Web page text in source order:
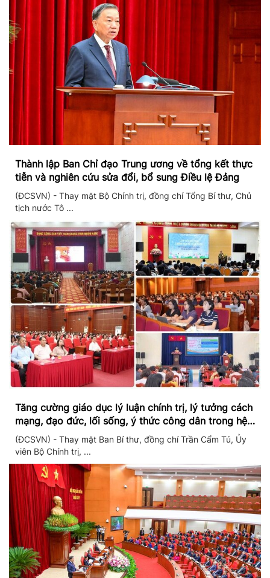
Thành lập Ban Chỉ đạo Trung ương về tổng kết thực
tiễn và nghiên cứu sửa đổi, bổ sung Điều lệ Đảng
(ĐCSVN) - Thay mặt Bộ Chính trị, đồng chí Tổng Bí thư, Chủ
tịch nước Tô ...
Tăng cường giáo dục lý luận chính trị, lý tưởng cách
mạng, đạo đức, lối sống, ý thức công dân trong hệ
thống giáo dục quốc dân
(ĐCSVN) - Thay mặt Ban Bí thư, đồng chí Trần Cẩm Tú, Ủy
viên Bộ Chính trị, ...